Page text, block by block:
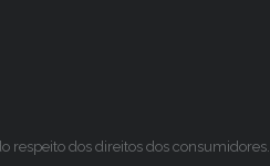
respeito dos direitos dos consumidores.